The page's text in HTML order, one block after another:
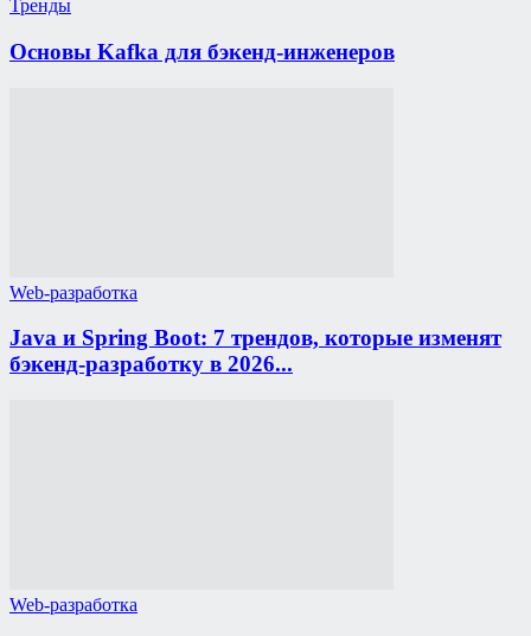
Тренды
Основы Kafka для бэкенд-инженеров
Web-разработка
Java и Spring Boot: 7 трендов, которые изменят
бэкенд-разработку в 2026...
Web-разработка